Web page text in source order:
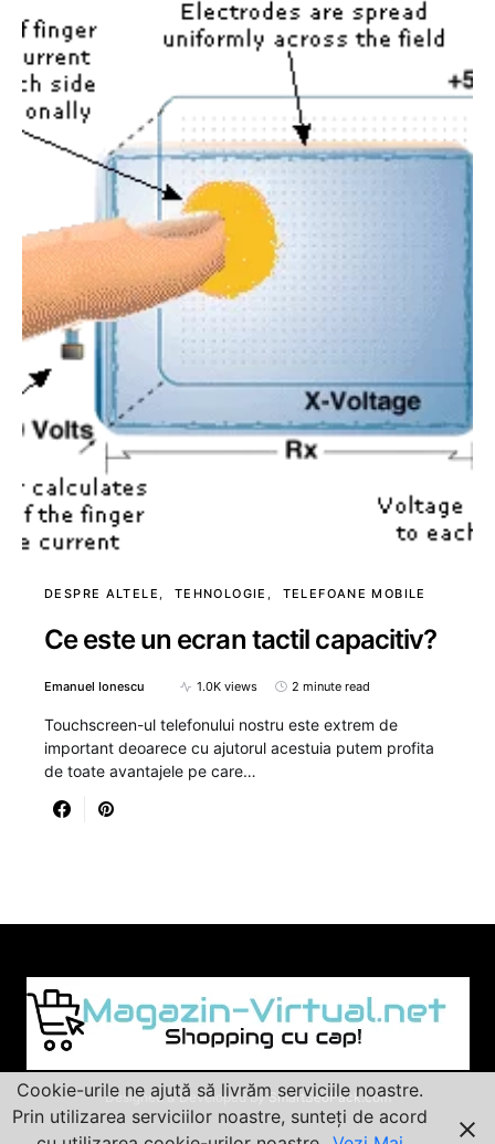
DESPRE ALTELE TEHNOLOGIE TELEFOANE MOBILE
Ce este un ecran tactil capacitiv?
Emanuel Ionescu 1.0K views 2 minute read
Touchscreen-ul telefonului nostru este extrem de
important deoarece cu ajutorul acestuia putem profita
de toate avantajele pe care…
Designed & Developed by SmartSeoPack.com
Cookie-urile ne ajută să livrăm serviciile noastre.
Prin utilizarea serviciilor noastre, sunteți de acord